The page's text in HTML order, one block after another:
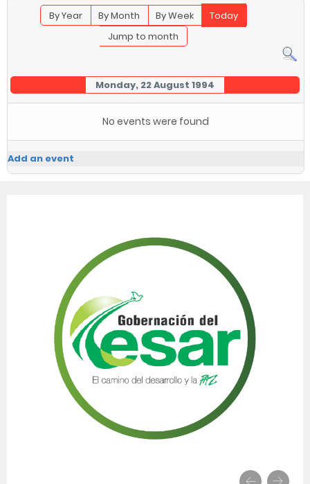
By Year By Month By Week
Today
Jump to month
Monday, 22 August 1994
No events were found
Add an event